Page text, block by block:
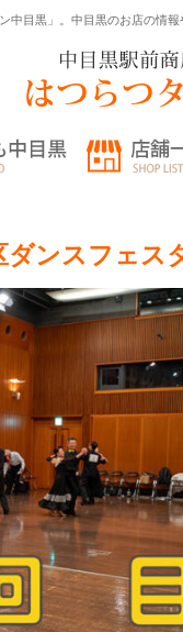
目黒」。中目黒のお店の情報
ダンスフェス